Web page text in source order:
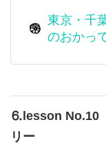
東京・千
のおかっ
⒍lesson No.10
リー